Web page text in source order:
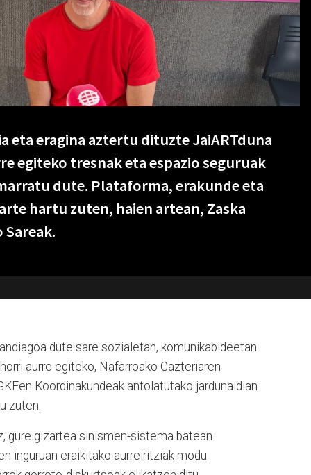
eta eragina aztertu dituzte JaiARTduna
egiteko tresnak eta espazio seguruak
dute. Plataforma, erakunde eta
hartu zuten, haien artean, Zaska
dute sare sozialetan, komunikabideetan
aurre egiteko, Nafarroako Gazteriaren
Koordinakundeak antolatutako jardunaldian
zuten.
gure gizartea sinismen-sistema batean
inguruan eraikitako aurreiritziak modu